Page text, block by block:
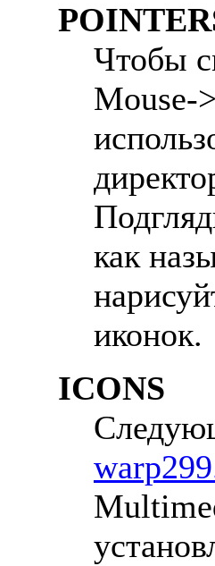
Чтобы
Mouse-
как
иконок.
ICONS